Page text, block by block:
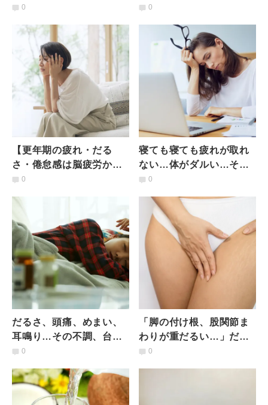
いの？日常生活に潜む思
0
増える「モーニングブル
0
【更年期の疲れ・だる
さ・倦怠感は脳疲労か
ら？】頭と体がすっきり
0
寝ても寝ても疲れが取れ
ない…体がダルい…それ
「副腎疲労かも？」症状
0
だるさ、頭痛、めまい、
耳鳴り…その不調、台風
が原因かも？低気圧不調
0
「脚の付け根、股関節ま
わりが重だるい…」だる
くて寝苦しい夜におすす
0